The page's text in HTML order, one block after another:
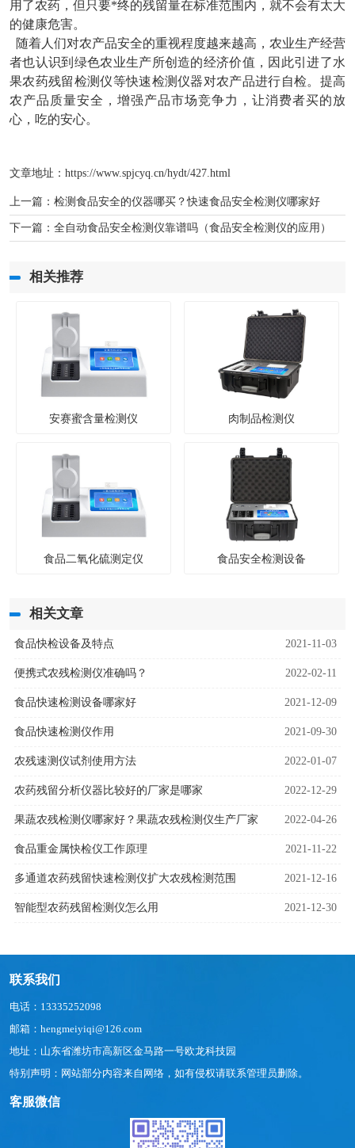
用了农药，但只要*终的残留量在标准范围内，就不会有太大
的健康危害。
随着人们对农产品安全的重视程度越来越高，农业生产经营
者也认识到绿色农业生产所创造的经济价值，因此引进了水
果农药残留检测仪等快速检测仪器对农产品进行自检。提高
农产品质量安全，增强产品市场竞争力，让消费者买的放
心，吃的安心。
文章地址： https://www.spjcyq.cn/hydt/427.html
上一篇： 检测食品安全的仪器哪买？快速食品安全检测仪哪家好
下一篇： 全自动食品安全检测仪靠谱吗（食品安全检测仪的应用）
相关推荐
安赛蜜含量检测仪 肉制品检测仪
食品二氧化硫测定仪 食品安全检测设备
相关文章
食品快检设备及特点 2021-11-03
便携式农残检测仪准确吗？ 2022-02-11
食品快速检测设备哪家好 2021-12-09
食品快速检测仪作用 2021-09-30
农残速测仪试剂使用方法 2022-01-07
农药残留分析仪器比较好的厂家是哪家 2022-12-29
果蔬农残检测仪哪家好？果蔬农残检测仪生产厂家 2022-04-26
食品重金属快检仪工作原理 2021-11-22
多通道农药残留快速检测仪扩大农残检测范围 2021-12-16
智能型农药残留检测仪怎么用 2021-12-30
联系我们
电话：13335252098
邮箱：hengmeiyiqi@126.com
地址：山东省潍坊市高新区金马路一号欧龙科技园
特别声明：网站部分内容来自网络，如有侵权请联系管理员删除。
客服微信